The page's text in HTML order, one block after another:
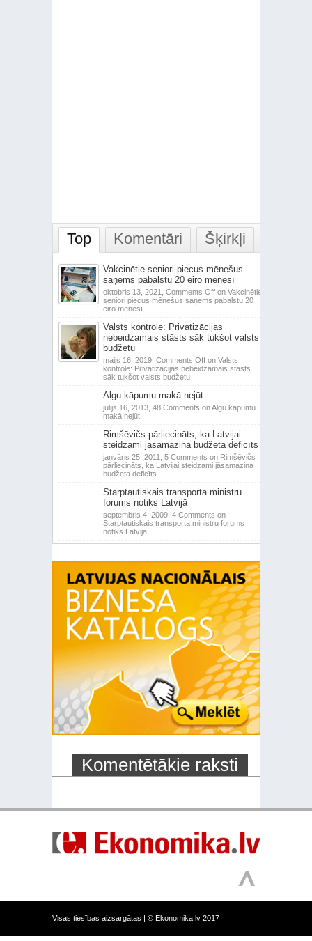
Top Komentāri Šķirkļi
Vakcinētie seniori piecus mēnešus
saņems pabalstu 20 eiro mēnesī
oktobris 13, 2021, Comments Offon Vakcinētie
seniori piecus mēnešus saņems pabalstu 20
eiro mēnesī
Valsts kontrole: Privatizācijas
nebeidzamais stāsts sāk tukšot valsts
budžetu
maijs 16, 2019, Comments Offon Valsts
kontrole: Privatizācijas nebeidzamais stāsts
sāk tukšot valsts budžetu
Algu kāpumu makā nejūt
jūlijs 16, 2013, 48 Comments on Algu kāpumu
makā nejūt
Rimšēvičs pārliecināts, ka Latvijai
steidzami jāsamazina budžeta deficīts
janvāris 25, 2011, 5 Comments on Rimšēvičs
pārliecināts, ka Latvijai steidzami jāsamazina
budžeta deficīts
Starptautiskais transporta ministru
forums notiks Latvijā
septembris 4, 2009, 4 Comments on
Starptautiskais transporta ministru forums
notiks Latvijā
Komentētākie raksti
Visas tiesības aizsargātas | © Ekonomika.lv 2017